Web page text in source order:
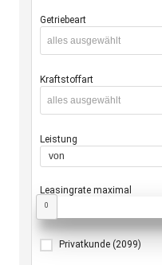
Getriebeart
alles ausgewählt
Kraftstoffart
alles ausgewählt
Leistung
Leasingrate maximal
0
Privatkunde (2099)